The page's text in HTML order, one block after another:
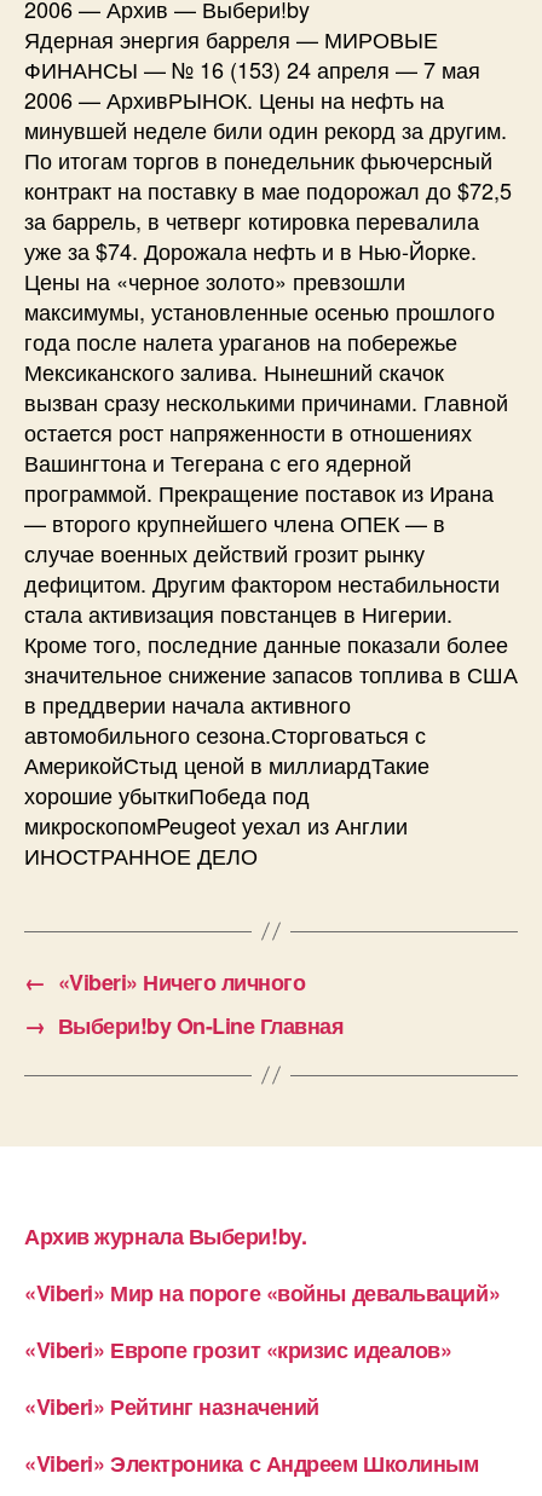
2006 — Архив — Выбери!by
Ядерная энергия барреля — МИРОВЫЕ
ФИНАНСЫ — № 16 (153) 24 апреля — 7 мая
2006 — АрхивРЫНОК. Цены на нефть на
минувшей неделе били один рекорд за другим.
По итогам торгов в понедельник фьючерсный
контракт на поставку в мае подорожал до $72,5
за баррель, в четверг котировка перевалила
уже за $74. Дорожала нефть и в Нью-Йорке.
Цены на «черное золото» превзошли
максимумы, установленные осенью прошлого
года после налета ураганов на побережье
Мексиканского залива. Нынешний скачок
вызван сразу несколькими причинами. Главной
остается рост напряженности в отношениях
Вашингтона и Тегерана с его ядерной
программой. Прекращение поставок из Ирана
— второго крупнейшего члена ОПЕК — в
случае военных действий грозит рынку
дефицитом. Другим фактором нестабильности
стала активизация повстанцев в Нигерии.
Кроме того, последние данные показали более
значительное снижение запасов топлива в США
в преддверии начала активного
автомобильного сезона.Сторговаться с
АмерикойСтыд ценой в миллиардТакие
хорошие убыткиПобеда под
микроскопомPeugeot уехал из Англии
ИНОСТРАННОЕ ДЕЛО
← «Viberi» Ничего личного
→ Выбери!by On-Line Главная
Архив журнала Выбери!by.
«Viberi» Мир на пороге «войны девальваций»
«Viberi» Европе грозит «кризис идеалов»
«Viberi» Рейтинг назначений
«Viberi» Электроника с Андреем Школиным